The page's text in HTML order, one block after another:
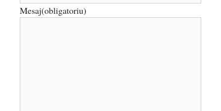
Mesaj(obligatoriu)